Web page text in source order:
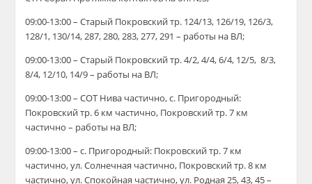
09:00-13:00 – Старый Покровский тр. 124/13, 126/19, 126/3,
128/1, 130/14, 287, 280, 283, 277, 291 – работы на ВЛ;
09:00-13:00 – Старый Покровский тр. 4/2, 4/4, 6/4, 12/5, 8/3,
8/4, 12/10, 14/9 – работы на ВЛ;
09:00-13:00 – СОТ Нива частично, с. Пригородный:
Покровский тр. 6 км частично, Покровский тр. 7 км
частично – работы на ВЛ;
09:00-13:00 – с. Пригородный: Покровский тр. 7 км
частично, ул. Солнечная частично, Покровский тр. 8 км
частично, ул. Спокойная частично, ул. Родная 25, 43, 45 –